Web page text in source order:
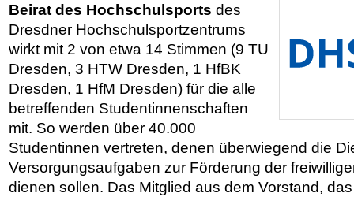
Beirat des Hochschulsports des
Dresdner Hochschulsportzentrums
wirkt mit 2 von etwa 14 Stimmen (9 TU
Dresden, 3 HTW Dresden, 1 HfBK
Dresden, 1 HfM Dresden) für die alle
betreffenden Studentinnenschaften
mit. So werden über 40.000
Studentinnen vertreten, denen überwiegend die
Versorgungsaufgaben zur Förderung der
dienen sollen. Das Mitglied aus dem Vorstand,